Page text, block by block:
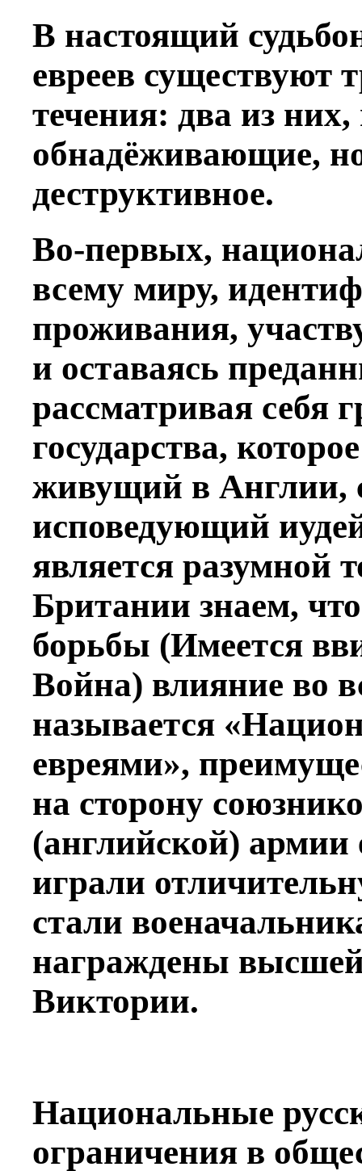
В настоящий
евреев существуют
течения: два из
обнадёживающие,
деструктивное.
Во-первых,
всему миру,
проживания,
и оставаясь
рассматривая себя
государства,
живущий в Англии,
исповедующий
является разумной
Британии знаем,
борьбы (Имеется
Война) влияние во
называется
евреями»,
на сторону
(английской) армии
играли
стали
награждены
Виктории.
Национальные
ограничения в